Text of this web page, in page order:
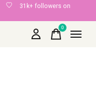
31k+ followers on
0items